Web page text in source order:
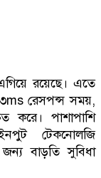
রয়েছে। এতে
রেসপন্স সময়,
করে। পাশাপাশি
টেকনোলজি
জন্য বাড়তি সুবিধা